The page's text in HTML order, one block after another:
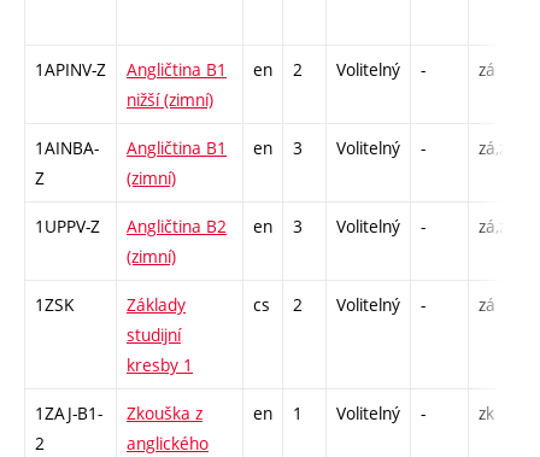
1APINV-Z
Angličtina B1
nižší (zimní)
en 2 Volitelný - zá
1AINBA-
Z
Angličtina B1
(zimní)
en 3 Volitelný - zá,zk
1UPPV-Z
Angličtina B2
(zimní)
en 3 Volitelný - zá,zk
1ZSK
Základy
studijní
kresby 1
cs 2 Volitelný - zá
1ZAJ-B1-
2
Zkouška z
anglického
en 1 Volitelný - zk